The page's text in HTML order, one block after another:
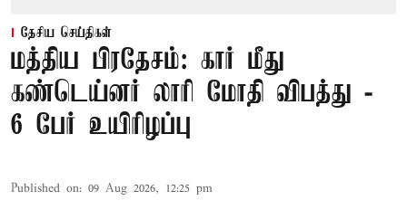
தேசிய செய்திகள்
மத்திய பிரதேசம்: கார் மீது
கண்டெய்னர் லாரி மோதி விபத்து -
6 பேர் உயிரிழப்பு
Published on: 09 Aug 2026, 12:25 pm